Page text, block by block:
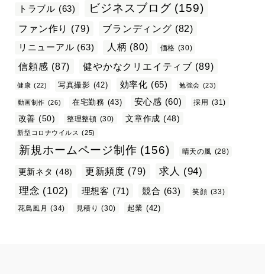
トラブル (63) ビジネスブログ (159)
ファン作り (79) ブランディング (82)
リニューアル (63) 人柄 (80) 価格 (30)
信頼感 (87) 健やかなクリエイティブ (89)
健康 (22) 写真撮影 (42) 効率化 (65) 勉強会 (23)
動画制作 (26) 在宅勤務 (43) 安心感 (60) 採用 (31)
改善 (50) 整理整頓 (30) 文章作成 (48)
新型コロナウイルス (25)
新規ホームページ制作 (156) 晴天の風 (28)
更新ネタ (48) 更新頻度 (79) 求人 (94)
理念 (102) 理想客 (71) 競合 (63) 笑顔 (33)
花鳥風月 (34) 見積り (30) 起業 (42)